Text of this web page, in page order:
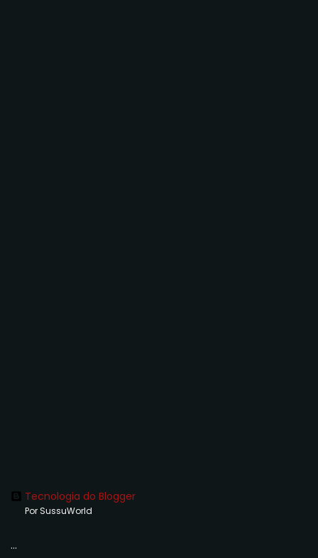
Tecnologia do Blogger
Por SussuWorld
...